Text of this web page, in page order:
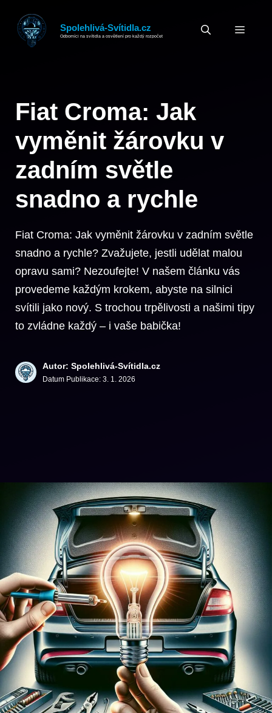
obsah
Spolehlivá-Svítidla.cz
Odborníci na svítidla a osvětlení pro každý rozpočet
Fiat Croma: Jak
vyměnit žárovku v
zadním světle
snadno a rychle
Fiat Croma: Jak vyměnit žárovku v zadním světle
snadno a rychle? Zvažujete, jestli udělat malou
opravu sami? Nezoufejte! V našem článku vás
provedeme každým krokem, abyste na silnici
svítili jako nový. S trochou trpělivosti a našimi tipy
to zvládne každý – i vaše babička!
Autor: Spolehlivá-Svítidla.cz
Datum Publikace: 3. 1. 2026